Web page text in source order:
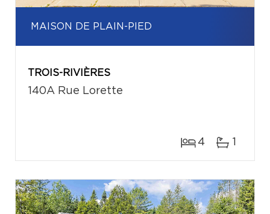
MAISON DE PLAIN-PIED
TROIS-RIVIÈRES
140A Rue Lorette
4 1